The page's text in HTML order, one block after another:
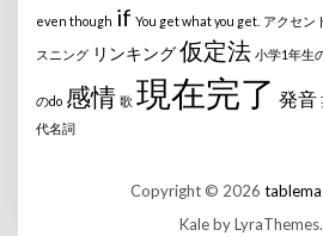
even though if You get what you get. アクセン
スニング リンキング仮定法 小学1年生
のdo 感情 歌 現在完了 発音
代名詞
Copyright © 2026
Kaleby